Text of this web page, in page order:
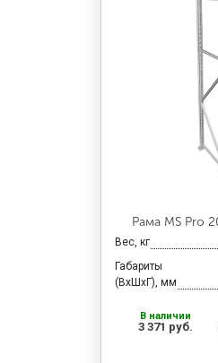
Рама MS Pro
Вес, кг
Габариты
(ВхШхГ), мм
В наличии
3 371 руб.